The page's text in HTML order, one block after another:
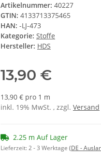
Artikelnummer: 40227
GTIN: 4133713375465
HAN: -LJ-473
Kategorie: Stoffe
Hersteller: HDS
13,90 €
13,90 € pro 1 m
inkl. 19% MwSt. , zzgl. Versand
2.25 m Auf Lager
Lieferzeit:2 - 3 Werktage (DE -